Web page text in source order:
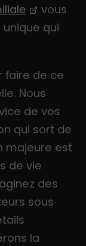
vous
qui
faire de ce
Nous
de vos
qui sort de
majeure est
de vie
des
sous
la